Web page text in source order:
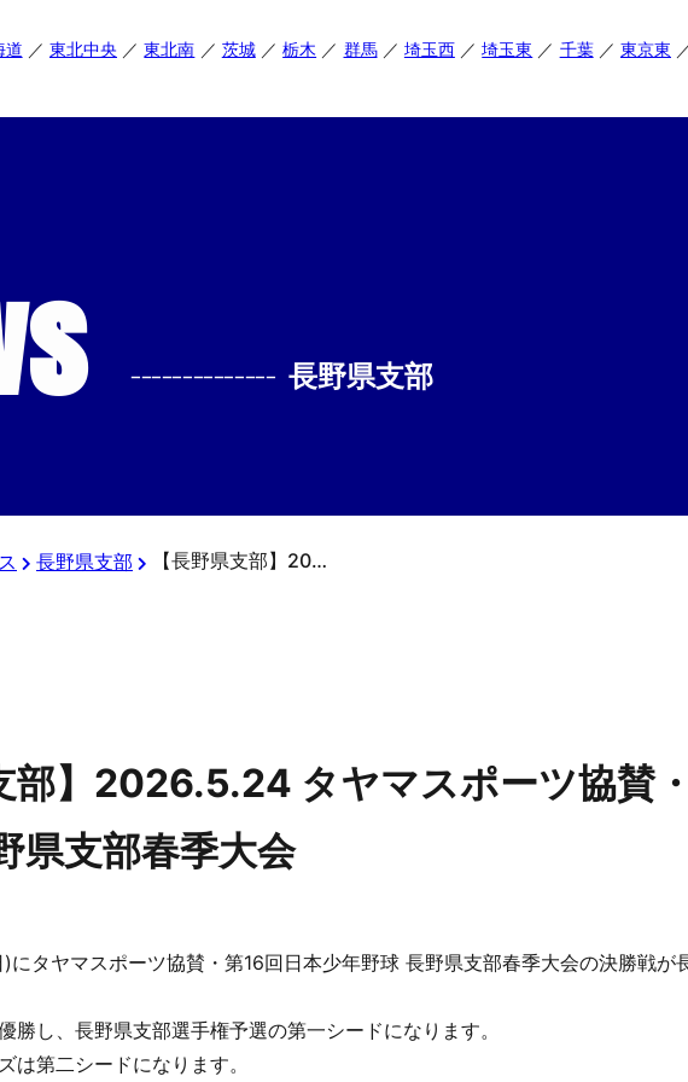
道 東北中央 東北南 茨城 栃木 群馬 埼玉西 埼玉東 千葉 東京東
-------------- 長野県支部
長野県支部 【長野県支部】2026.5.24 タヤマスポーツ協賛・第16回日本少年野球 長野県支部春季大会
部】2026.5.24 タヤマスポーツ協賛
県支部春季大会
タヤマスポーツ協賛・第16回日本少年野球 長野県支部春季大会の決勝戦が
勝し、長野県支部選手権予選の第一シードになります。
は第二シードになります。